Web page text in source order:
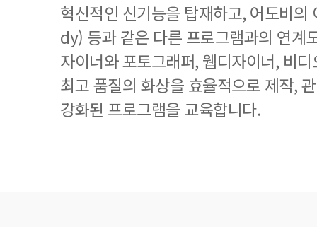
혁신적인 신기능을 탑재하고, 어도비
dy) 등과 같은 다른 프로그램과의 연계
자이너와 포토그래퍼, 웹디자이너, 비
최고 품질의 화상을 효율적으로 제작,
강화된 프로그램을 교육합니다.